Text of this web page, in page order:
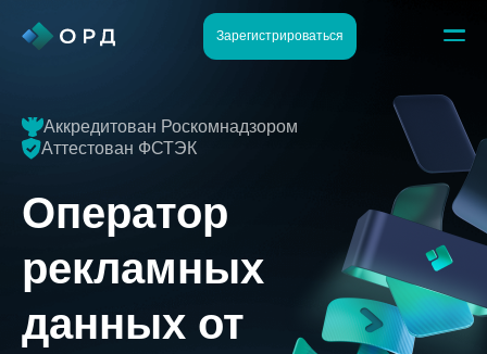
Зарегистрироваться
Аккредитован Роскомнадзором
Аттестован ФСТЭК
Оператор
рекламных
данных от